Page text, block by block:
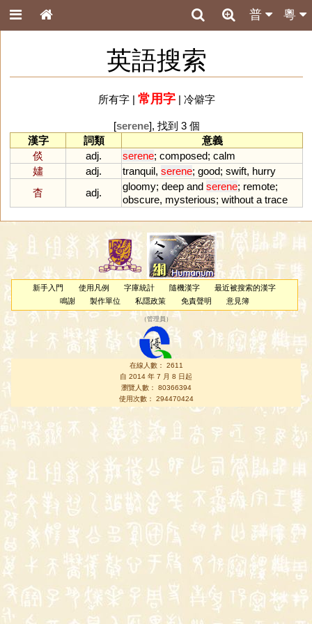
粵
普
英語搜索
所有字| 常用字| 冷僻字
[serene], 找到 3 個
漢字
詞類
意義
倓
adj. serene; composed; calm
嫿
adj. tranquil, serene; good; swift, hurry
杳
adj.
gloomy; deep and serene; remote;
obscure, mysterious; without a trace
新手入門 使用凡例 字庫統計 隨機漢字
最近被搜索的漢字
鳴謝
製作單位 私隱政策 免責聲明 意見簿
（管理員 ）
在線人數： 2611
自 2014 年 7 月 8 日起
瀏覽人數： 80366394
使用次數： 294470424